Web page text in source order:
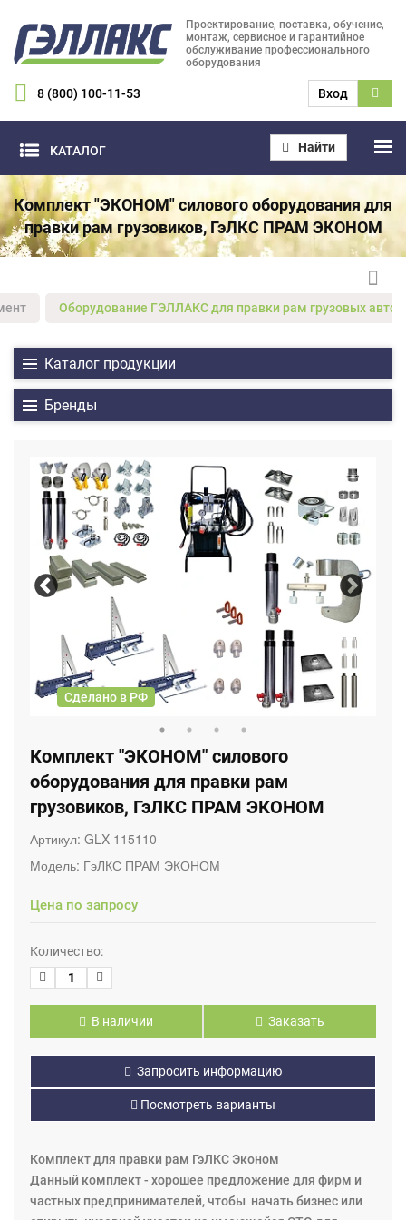
Проектирование, поставка, обучение,
монтаж, сервисное и гарантийное
обслуживание профессионального
оборудования
8 (800) 100-11-53 Вход
КАТАЛОГ Найти
Комплект "ЭКОНОМ" силового оборудования для
правки рам грузовиков, ГэЛКС ПРАМ ЭКОНОМ
Оборудование ГЭЛЛАКС для правки рам грузовых
Каталог продукции
Бренды
Сделано в РФ
Комплект "ЭКОНОМ" силового
оборудования для правки рам
грузовиков, ГэЛКС ПРАМ ЭКОНОМ
Артикул: GLX 115110
Модель: ГэЛКС ПРАМ ЭКОНОМ
Цена по запросу
Количество:
В наличии Заказать
Запросить информацию
Посмотреть варианты
Комплект для правки рам ГэЛКС Эконом
Данный комплект - хорошее предложение для фирм и
частных предпринимателей, чтобы начать бизнес или